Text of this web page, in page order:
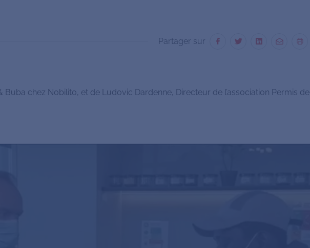
Partager sur
Buba chez Nobilito, et de Ludovic Dardenne, Directeur de l’association Permis de